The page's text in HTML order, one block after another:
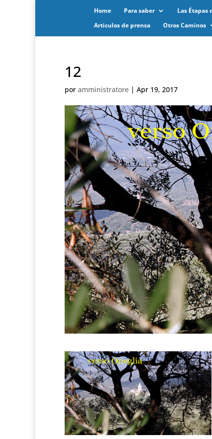
Home Para saber Las Étapas
Articulos de prensa
Otros Caminos
12
por amministratore | Apr 19, 2017